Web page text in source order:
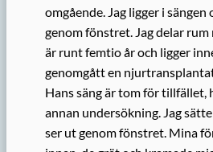
omgående. Jag ligger i sängen
genom fönstret. Jag delar rum
är runt femtio år och ligger
genomgått en
Hans säng är tom för tillfället,
annan undersökning. Jag
ser ut genom fönstret. Mina